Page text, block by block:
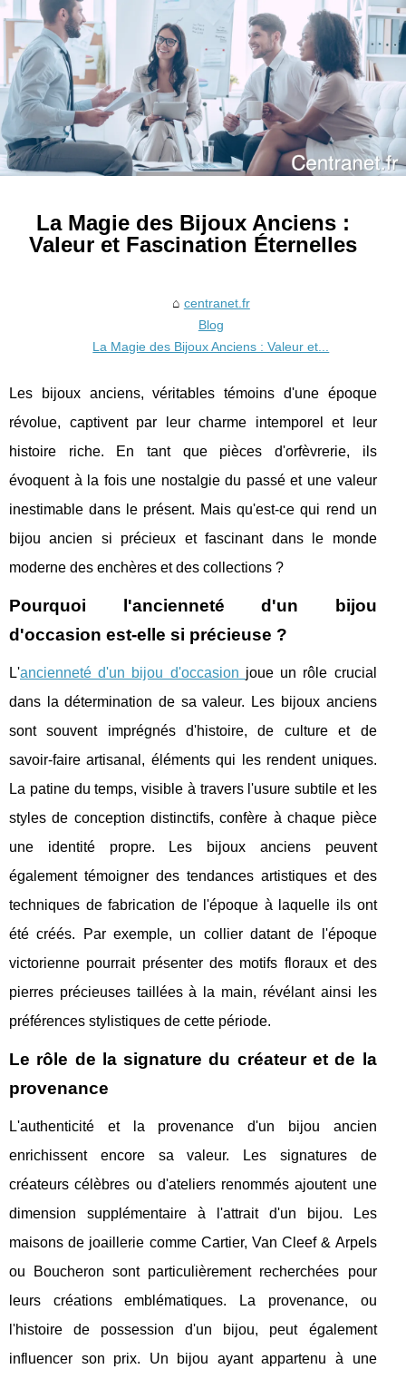
La Magie des Bijoux Anciens :
Valeur et Fascination Éternelles
centranet.fr
Blog
La Magie des Bijoux Anciens : Valeur et...
Les bijoux anciens, véritables témoins d'une époque
révolue, captivent par leur charme intemporel et leur
histoire riche. En tant que pièces d'orfèvrerie, ils
évoquent à la fois une nostalgie du passé et une valeur
inestimable dans le présent. Mais qu'est-ce qui rend un
bijou ancien si précieux et fascinant dans le monde
moderne des enchères et des collections ?
Pourquoi l'ancienneté d'un bijou
d'occasion est-elle si précieuse ?
L'ancienneté d'un bijou d'occasion joue un rôle crucial
dans la détermination de sa valeur. Les bijoux anciens
sont souvent imprégnés d'histoire, de culture et de
savoir-faire artisanal, éléments qui les rendent uniques.
La patine du temps, visible à travers l'usure subtile et les
styles de conception distinctifs, confère à chaque pièce
une identité propre. Les bijoux anciens peuvent
également témoigner des tendances artistiques et des
techniques de fabrication de l'époque à laquelle ils ont
été créés. Par exemple, un collier datant de l'époque
victorienne pourrait présenter des motifs floraux et des
pierres précieuses taillées à la main, révélant ainsi les
préférences stylistiques de cette période.
Le rôle de la signature du créateur et de la
provenance
L'authenticité et la provenance d'un bijou ancien
enrichissent encore sa valeur. Les signatures de
créateurs célèbres ou d'ateliers renommés ajoutent une
dimension supplémentaire à l'attrait d'un bijou. Les
maisons de joaillerie comme Cartier, Van Cleef & Arpels
ou Boucheron sont particulièrement recherchées pour
leurs créations emblématiques. La provenance, ou
l'histoire de possession d'un bijou, peut également
influencer son prix. Un bijou ayant appartenu à une